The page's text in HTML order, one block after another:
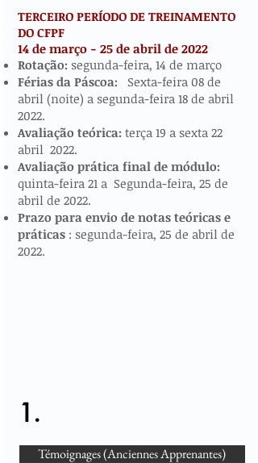
TERCEIRO PERÍODO DE TREINAMENTO
DO CFPF
14 de março - 25 de abril de 2022​​​
Rotação: segunda-feira, 14 de março
Férias da Páscoa: Sexta-feira 08 de
abril (noite) a segunda-feira 18 de abril
2022.
Avaliação teórica: terça 19 a sexta 22
abril 2022.
Avaliação prática final de módulo:
quinta-feira 21 a Segunda-feira, 25 de
abril de 2022.
Prazo para envio de notas teóricas e
práticas: segunda-feira, 25 de abril de
2022.
1.
Témoignages (Anciennes Apprenantes)